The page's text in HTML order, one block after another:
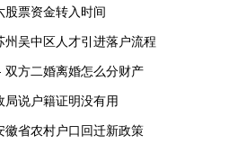
票资金转入时间
吴中区人才引进落户流程
方二婚离婚怎么分财产
说户籍证明没有用
省农村户口回迁新政策